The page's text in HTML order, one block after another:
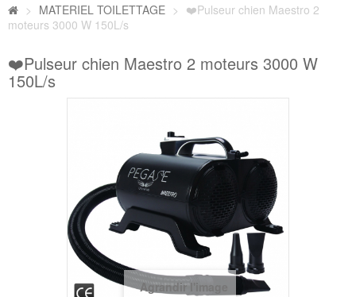
> MATERIEL TOILETTAGE > ❤️Pulseur chien Maestro 2
moteurs 3000 W 150L/s
❤️Pulseur chien Maestro 2 moteurs 3000 W
150L/s
Agrandir l'image